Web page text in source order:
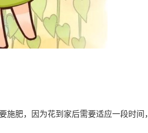
肥，因为花到家后需要适应一段时间，